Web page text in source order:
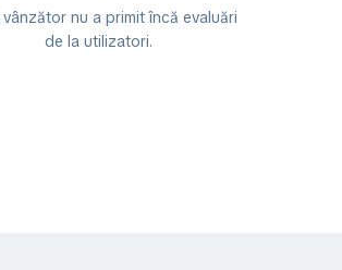
nu a primit încă evaluări
de la utilizatori.